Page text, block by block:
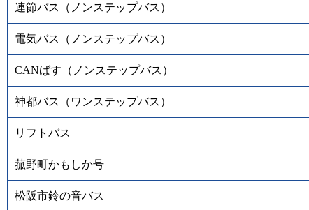
連節バス（ノンステップバス）
電気バス（ノンステップバス）
CANばす（ノンステップバス）
神都バス（ワンステップバス）
リフトバス
菰野町かもしか号
松阪市鈴の音バス